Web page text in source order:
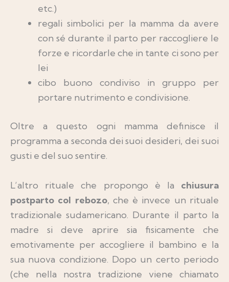
etc.)
regali simbolici per la mamma da avere
con sé durante il parto per raccogliere le
forze e ricordarle che in tante ci sono per
lei
cibo buono condiviso in gruppo per
portare nutrimento e condivisione.
Oltre a questo ogni mamma definisce il
programma a seconda dei suoi desideri, dei suoi
gusti e del suo sentire.
L’altro rituale che propongo è la chiusura
postparto col rebozo, che è invece un rituale
tradizionale sudamericano. Durante il parto la
madre si deve aprire sia fisicamente che
emotivamente per accogliere il bambino e la
sua nuova condizione. Dopo un certo periodo
(che nella nostra tradizione viene chiamato